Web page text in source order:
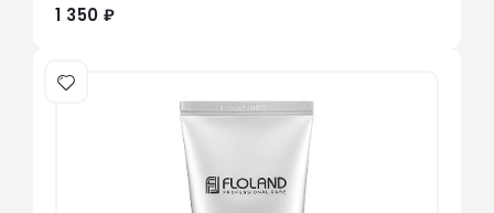
1 350 ₽